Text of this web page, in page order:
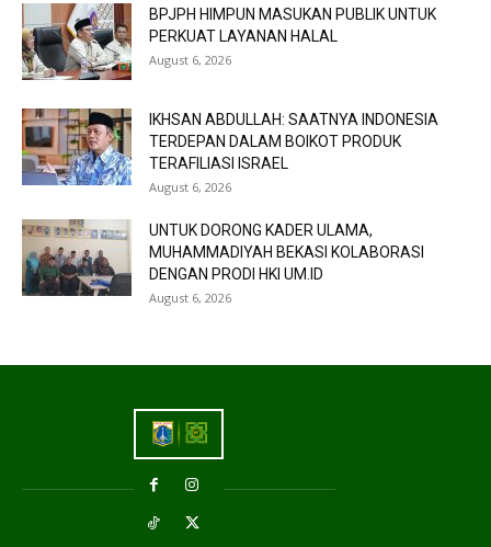
BPJPH HIMPUN MASUKAN PUBLIK UNTUK
PERKUAT LAYANAN HALAL
August 6, 2026
IKHSAN ABDULLAH: SAATNYA INDONESIA
TERDEPAN DALAM BOIKOT PRODUK
TERAFILIASI ISRAEL
August 6, 2026
UNTUK DORONG KADER ULAMA,
MUHAMMADIYAH BEKASI KOLABORASI
DENGAN PRODI HKI UM.ID
August 6, 2026